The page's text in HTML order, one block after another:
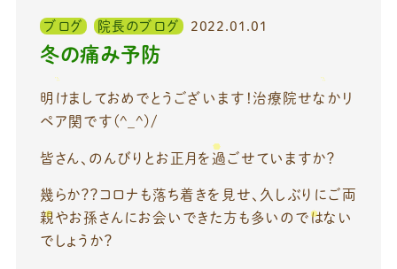
ブログ 院長のブログ 2022.01.01
冬の痛み予防
明けましておめでとうございます！治療院せなかリ
ペア関です(^_^)/
皆さん、のんびりとお正月を過ごせていますか？
幾らか？？コロナも落ち着きを見せ、久しぶりにご両
親やお孫さんにお会いできた方も多いのではない
でしょうか？